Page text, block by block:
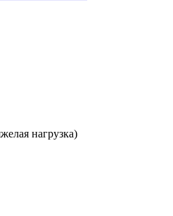
нагрузка)